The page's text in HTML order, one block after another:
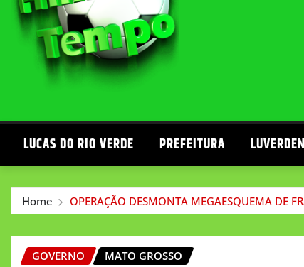
LUCAS DO RIO VERDE PREFEITURA
Home OPERAÇÃO DESMONTA MEGAESQUEMA DE
GOVERNO MATO GROSSO